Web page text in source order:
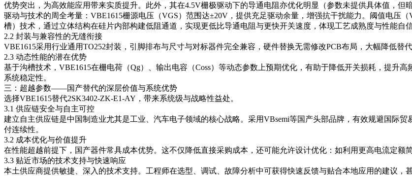
优势突出，为高效能应用带来实质提升。此外，其在4.5V栅极驱动下的导通电阻亦优化明显（参数未提供具体值，但
驱动与技术的周全考量：VBE1615栅源电压（VGS）范围达±20V，提供充足驱动余量，增强抗干扰能力。阈值电压
槽）技术，通过立体结构在硅片内部构建低阻通道，实现更低比导通电阻与更快开关速度，体现工艺成熟度与性能自信
2.2 封装与兼容性的无缝衔接
VBE1615采用行业通用TO252封装，引脚排布与尺寸与对标器件完全兼容，硬件替换无需修改PCB布局，大幅降低替
2.3 动态性能的潜在优势
基于沟槽技术，VBE1615在栅电荷（Qg）、输出电容（Coss）等动态参数上预期优化，有助于降低开关损耗，提升
系统稳定性。
三：超越参数——国产替代的深层价值与系统优势
选择VBE1615替代2SK3402-ZK-E1-AY，带来系统级与战略性益处。
3.1 供应链安全与自主可控
建立自主供应链是中国制造业尤其是工业、汽车电子领域的核心战略。采用VBsemi等国产头部品牌，有效规避国际
付连续性。
3.2 成本优化与价值提升
在性能超越前提下，国产器件常具成本优势。这不仅降低直接采购成本，还可能允许设计优化：如利用更高电流定额
3.3 贴近市场的技术支持与快速响应
本土供应商提供敏捷、深入的技术支持。工程师在选型、调试、故障分析中可获得快速反馈与贴合本地应用的建议，